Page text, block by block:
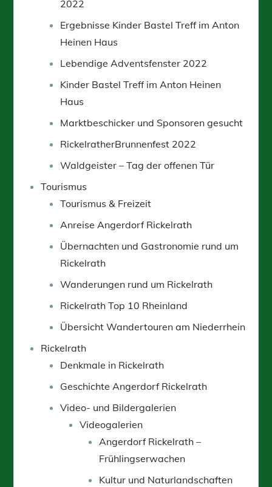
2022
Ergebnisse Kinder Bastel Treff im Anton
Heinen Haus
Lebendige Adventsfenster 2022
Kinder Bastel Treff im Anton Heinen
Haus
Marktbeschicker und Sponsoren gesucht
RickelratherBrunnenfest 2022
Waldgeister – Tag der offenen Tür
Tourismus
Tourismus & Freizeit
Anreise Angerdorf Rickelrath
Übernachten und Gastronomie rund um
Rickelrath
Wanderungen rund um Rickelrath
Rickelrath Top 10 Rheinland
Übersicht Wandertouren am Niederrhein
Rickelrath
Denkmale in Rickelrath
Geschichte Angerdorf Rickelrath
Video- und Bildergalerien
Videogalerien
Angerdorf Rickelrath –
Frühlingserwachen
Kultur und Naturlandschaften